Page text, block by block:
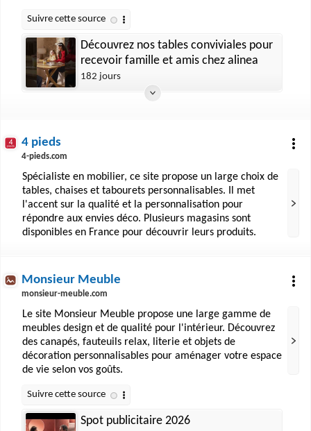
Découvrez nos tables conviviales pour
recevoir famille et amis chez alinea
182 jours
4 pieds
4-pieds.com
Spécialiste en mobilier, ce site propose un large choix de
tables, chaises et tabourets personnalisables. Il met
l'accent sur la qualité et la personnalisation pour
répondre aux envies déco. Plusieurs magasins sont
disponibles en France pour découvrir leurs produits.
Monsieur Meuble
monsieur-meuble.com
Le site Monsieur Meuble propose une large gamme de
meubles design et de qualité pour l'intérieur. Découvrez
des canapés, fauteuils relax, literie et objets de
décoration personnalisables pour aménager votre espace
de vie selon vos goûts.
Spot publicitaire 2026